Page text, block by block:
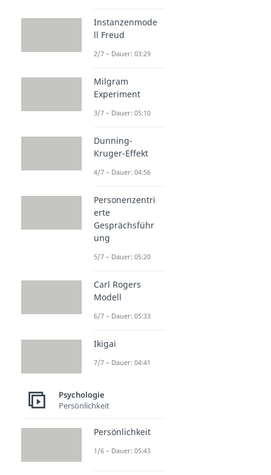
Instanzenmode
ll Freud
2/7 – Dauer: 03:29
Milgram
Experiment
3/7 – Dauer: 05:10
Dunning-
Kruger-Effekt
4/7 – Dauer: 04:56
Personenzentri
erte
Gesprächsführ
ung
5/7 – Dauer: 05:20
Carl Rogers
Modell
6/7 – Dauer: 05:33
Ikigai
7/7 – Dauer: 04:41
Psychologie
Persönlichkeit
Persönlichkeit
1/6 – Dauer: 05:43